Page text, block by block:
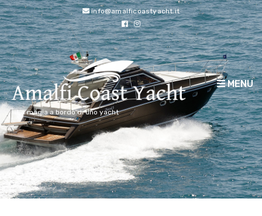
info@amalficoastyacht.it
La magia a bordo di uno yacht
MENU